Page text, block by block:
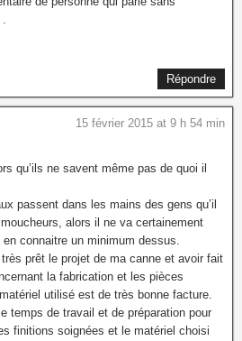
.
Répondre
15 février 2015 at 9 h 54 min
qu’ils ne savent même pas de quoi il
passent dans les mains des gens qu’il
alors il ne va certainement
connaitre un minimum dessus.
prêt le projet de ma canne et avoir fait
la fabrication et les pièces
utilisé est de très bonne facture.
temps de travail et de préparation pour
finitions soignées et le matériel choisi